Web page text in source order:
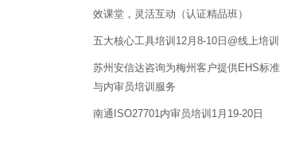
效课堂，灵活互动（认证精品班）
五大核心工具培训12月8-10日@线上培训
苏州安信达咨询为梅州客户提供EHS标准
与内审员培训服务
南通ISO27701内审员培训1月19-20日